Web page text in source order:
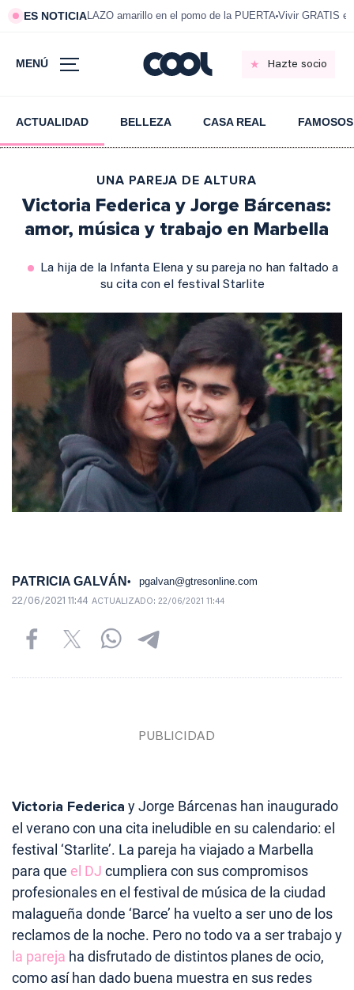
ES NOTICIALAZO amarillo en el pomo de la PUERTA Vivir GRATIS
MENÚ Hazte socio
ACTUALIDAD BELLEZA CASA REAL FAMOSOS
UNA PAREJA DE ALTURA
Victoria Federica y Jorge Bárcenas:
amor, música y trabajo en Marbella
La hija de la Infanta Elena y su pareja no han faltado a
su cita con el festival Starlite
PATRICIA GALVÁN pgalvan@gtresonline.com
22/06/2021 11:44 ACTUALIZADO: 22/06/2021 11:44
Victoria Federica y Jorge Bárcenas han inaugurado
el verano con una cita ineludible en su calendario: el
festival ‘Starlite’. La pareja ha viajado a Marbella
para que el DJ cumpliera con sus compromisos
profesionales en el festival de música de la ciudad
malagueña donde ‘Barce’ ha vuelto a ser uno de los
reclamos de la noche. Pero no todo va a ser trabajo y
la pareja ha disfrutado de distintos planes de ocio,
como así han dado buena muestra en sus redes